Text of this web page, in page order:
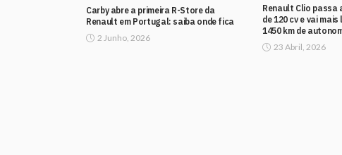
Carby abre a primeira R-Store da
Renault em Portugal: saiba onde fica
2 Junho, 2026
Renault Clio passa
de 120 cv e vai
1450 km de
23 Abril, 2026